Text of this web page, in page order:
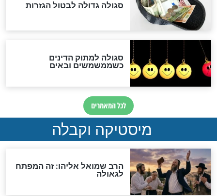
המסמך האבוד שנחשף
במרתפי מוסקבה: כתב היד
הנדיר של הרשב"ם התגלה
"מודה לקב"ה על כל השנים"
לכל המאמרים